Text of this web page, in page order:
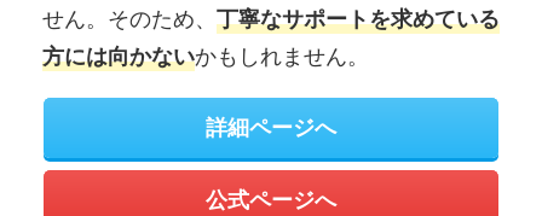
せん。そのため、 丁寧なサポートを求めている
方には向かないかもしれません。
詳細ページへ
公式ページへ